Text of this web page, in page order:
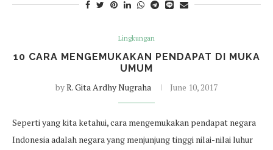
Lingkungan
10 CARA MENGEMUKAKAN PENDAPAT DI MUKA
UMUM
byR. Gita Ardhy Nugraha June 10, 2017
Seperti yang kita ketahui, cara mengemukakan pendapat negara
Indonesia adalah negara yang menjunjung tinggi nilai-nilai luhur